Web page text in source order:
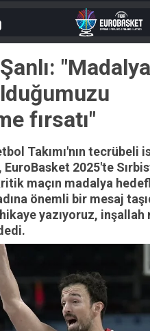
"Madalya
fırsatı"
Takımı'nın tecrübeli
EuroBasket 2025'te
maçın madalya
önemli bir mesaj
yazıyoruz, inşallah